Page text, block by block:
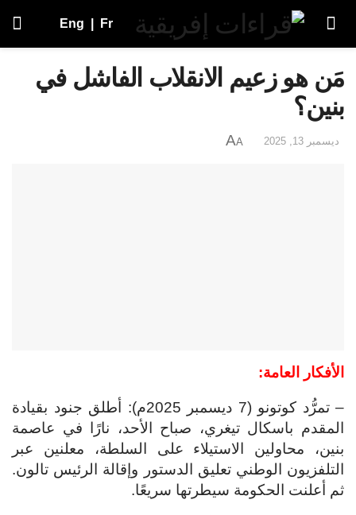
Eng Fr
مَن هو زعيم الانقلاب الفاشل في
بنين؟
ديسمبر 13, 2025 A
A
الأفكار العامة:
– تمرُّد كوتونو (7 ديسمبر 2025م): أطلق جنود بقيادة
المقدم باسكال تيغري، صباح الأحد، نارًا في عاصمة
بنين، محاولين الاستيلاء على السلطة، معلنين عبر
التلفزيون الوطني تعليق الدستور وإقالة الرئيس تالون.
ثم أعلنت الحكومة سيطرتها سريعًا.